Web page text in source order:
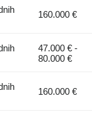
160.000 €
47.000 € -
80.000 €
160.000 €